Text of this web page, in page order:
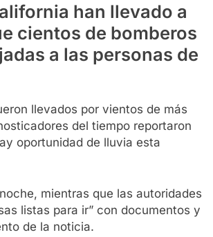
han llevado a
cientos de bomberos
a las personas de
llevados por vientos de más
del tiempo reportaron
oportunidad de lluvia esta
mientras que las autoridades
listas para ir” con documentos y
de la noticia.